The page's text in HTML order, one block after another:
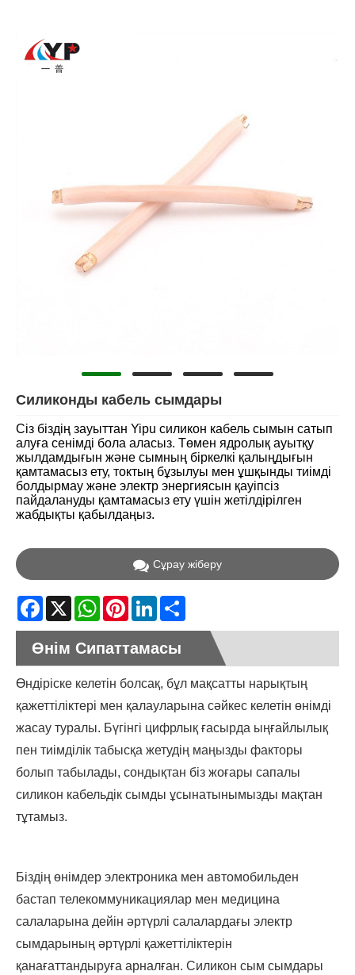
Силиконды кабель сымдары
Сіз біздің зауыттан Yipu силикон кабель сымын сатып
алуға сенімді бола аласыз. Төмен ядролық ауытқу
жылдамдығын және сымның біркелкі қалыңдығын
қамтамасыз ету, токтың бұзылуы мен ұшқынды тиімді
болдырмау және электр энергиясын қауіпсіз
пайдалануды қамтамасыз ету үшін жетілдірілген
жабдықты қабылдаңыз.
Сұрау жіберу
Facebook
X WhatsApp
PinterestLinkedIn
Өнім Сипаттамасы
Өндіріске келетін болсақ, бұл мақсатты нарықтың
қажеттіліктері мен қалауларына сәйкес келетін өнімді
жасау туралы. Бүгінгі цифрлық ғасырда ыңғайлылық
пен тиімділік табысқа жетудің маңызды факторы
болып табылады, сондықтан біз жоғары сапалы
силикон кабельдік сымды ұсынатынымызды мақтан
тұтамыз.
Біздің өнімдер электроника мен автомобильден
бастап телекоммуникациялар мен медицина
салаларына дейін әртүрлі салалардағы электр
сымдарының әртүрлі қажеттіліктерін
қанағаттандыруға арналған. Силикон сым сымдары